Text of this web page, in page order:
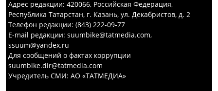
Адрес редакции: 420066, Российская Федерация,
Республика Татарстан, г. Казань, ул. Декабристов, д. 2
Телефон редакции: (843) 222-09-77
E-mail редакции: suumbike@tatmedia.com,
ssuum@yandex.ru
Для сообщений о фактах коррупции
suumbike.dir@tatmedia.com
Учредитель СМИ: АО «ТАТМЕДИА»